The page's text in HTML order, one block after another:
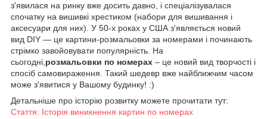
з'явилася на ринку вже досить давно, і спеціалізувалася
спочатку на вишивкі хрестиком (набори для вишивання і
аксесуари для них). У 50-х роках у США з'являється новий
вид DIY — це картини-розмальовки за номерами і починають
стрімко завойовувати популярність. На
сьогодні,розмальовки по номерах – це новий вид творчості і
спосіб самовираження. Такий шедевр вже найближчим часом
може з'явитися у Вашому будинку! :)
Детальніше про історію розвитку можете прочитати тут:
Стаття: Історія виникнення картин по номерах